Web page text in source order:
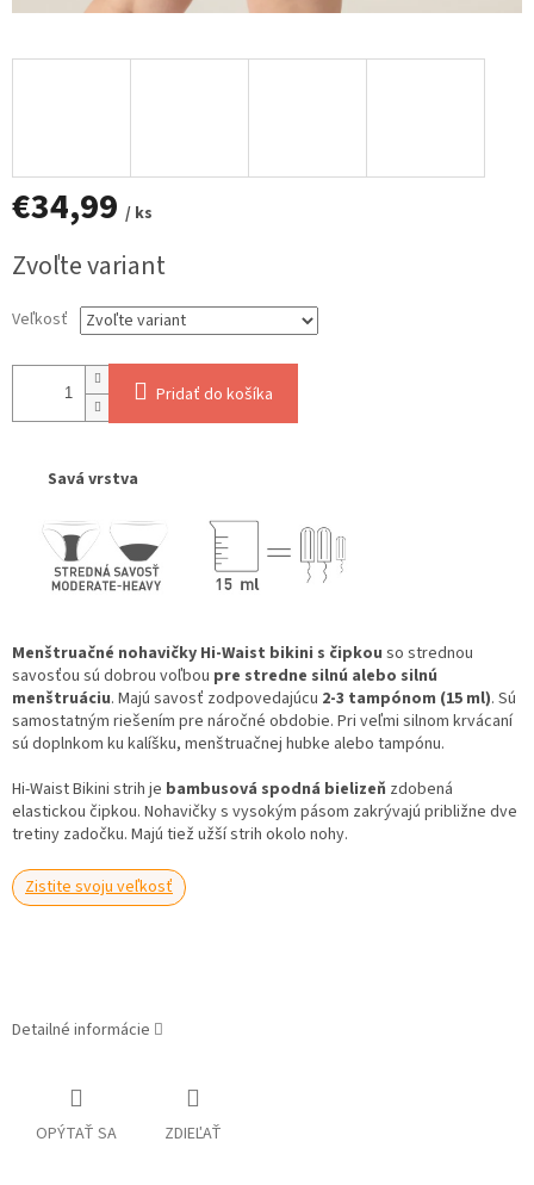
€34,99 / ks
cena:
Zvoľte variant
Veľkosť
Pridať do košíka
Savá vrstva
Menštruačné nohavičky Hi-Waist bikini s čipkou so strednou
savosťou sú dobrou voľbou pre stredne silnú alebo silnú
menštruáciu. Majú savosť zodpovedajúcu 2-3 tampónom (15 ml). Sú
samostatným riešením pre náročné obdobie. Pri veľmi silnom krvácaní
sú doplnkom ku kalíšku, menštruačnej hubke alebo tampónu.
Hi-Waist Bikini strih je bambusová spodná bielizeň zdobená
elastickou čipkou. Nohavičky s vysokým pásom zakrývajú približne dve
tretiny zadočku. Majú tiež užší strih okolo nohy.
Zistite svoju veľkosť
Detailné informácie
OPÝTAŤ SA ZDIEĽAŤ